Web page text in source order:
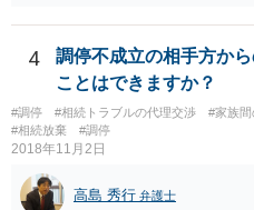
分けるかを決めるについてあかさ
(例えば、○○のときにお姉さんは亡
産分割に関係ない(と思われる)いき
す(あくまで遺産分割に関係するこ
4
調停不成立の相手方か
ことはできますか？
#調停 #相続トラブルの代理交渉 #家族
#相続放棄
#調停
2018年11月2日
高島 秀行 弁護士